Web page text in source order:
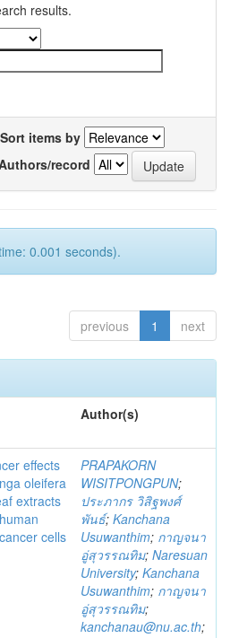
results.
Sort items by
record
0.001 seconds).
previous 1 next
Author(s)
effects
oleifera
extracts
cells
PRAPAKORN
WISITPONGPUN;
ประภากร วิสิฐพงศ์
พันธ์; Kanchana
Usuwanthim; กาญจนา
อู่สุวรรณทิม; Naresuan
University; Kanchana
Usuwanthim; กาญจนา
อู่สุวรรณทิม;
kanchanau@nu.ac.th;